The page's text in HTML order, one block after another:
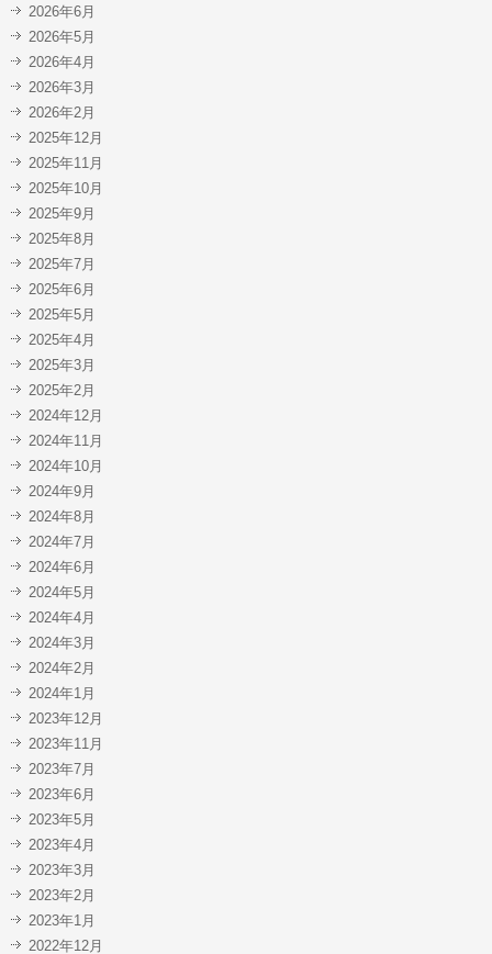
2026年6月
2026年5月
2026年4月
2026年3月
2026年2月
2025年12月
2025年11月
2025年10月
2025年9月
2025年8月
2025年7月
2025年6月
2025年5月
2025年4月
2025年3月
2025年2月
2024年12月
2024年11月
2024年10月
2024年9月
2024年8月
2024年7月
2024年6月
2024年5月
2024年4月
2024年3月
2024年2月
2024年1月
2023年12月
2023年11月
2023年7月
2023年6月
2023年5月
2023年4月
2023年3月
2023年2月
2023年1月
2022年12月